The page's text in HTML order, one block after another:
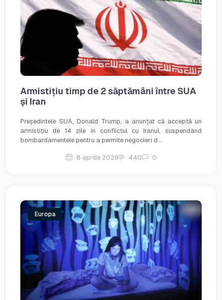
Armistițiu timp de 2 săptămâni între SUA
și Iran
Președintele SUA, Donald Trump, a anunțat că acceptă un
armistițiu de 14 zile în conflictul cu Iranul, suspendând
bombardamentele pentru a permite negocieri d...
8 aprilie 2026 440 0
Europa